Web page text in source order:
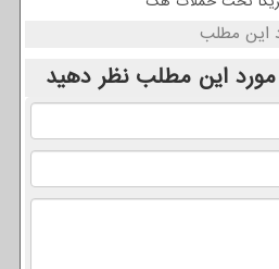
این مطلب
این مطلب نظر دهید